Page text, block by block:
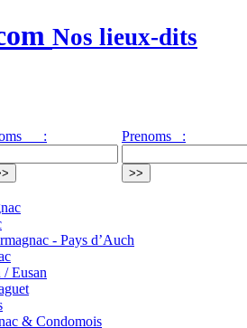
Nos lieux-dits
: Prenoms :
- Pays d’Auch
/ Eusan
& Condomois